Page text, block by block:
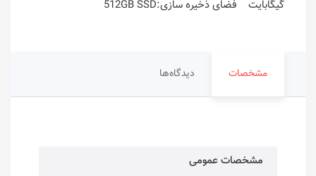
گیگابایت فضای ذخیره سازی:512GB SSD
مشخصات دیدگاه‌ها
مشخصات عمومی